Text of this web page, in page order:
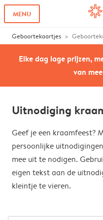
MENU
Geboortekaartjes
Elke dag lage prijzen,
van
Uitnodiging
Geef je een kraamfeest?
persoonlijke
mee uit te nodigen.
eigen tekst aan de
kleintje te vieren.